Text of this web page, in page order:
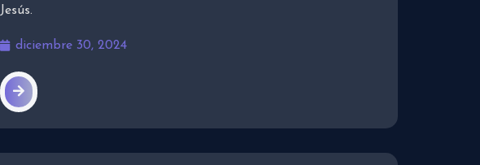
Jesús.
diciembre 30, 2024